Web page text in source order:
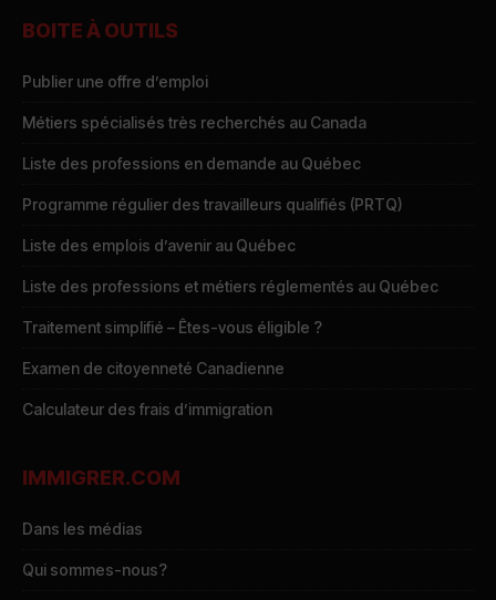
BOITE À OUTILS
Publier une offre d’emploi
Métiers spécialisés très recherchés au Canada
Liste des professions en demande au Québec
Programme régulier des travailleurs qualifiés (PRTQ)
Liste des emplois d’avenir au Québec
Liste des professions et métiers réglementés au Québec
Traitement simplifié – Êtes-vous éligible ?
Examen de citoyenneté Canadienne
Calculateur des frais d’immigration
IMMIGRER.COM
Dans les médias
Qui sommes-nous?